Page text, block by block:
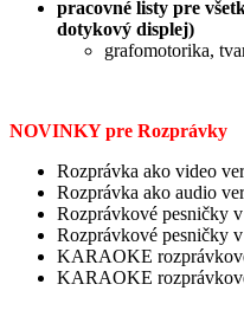
pracovné listy pre
dotykový displej)
grafomotorika,
NOVINKY pre Rozprávky
Rozprávka ako video
Rozprávka ako audio
Rozprávkové pesničky
Rozprávkové pesničky
KARAOKE
KARAOKE